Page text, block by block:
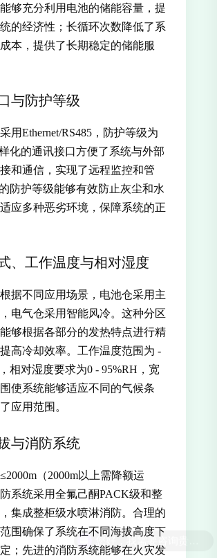
够充分利用电池的储能容量，提
的经济性；长循环次数降低了系
本，提供了长期稳定的储能服
与防护等级
用Ethernet/RS485，防护等级为
化的通讯接口方便了系统与外部
和通信，实现了远程监控和管
防护等级能够有效防止灰尘和水
应多种恶劣环境，保障系统的正
、工作温度与相对湿度
据不同应用场景，电池仓采用主
电气仓采用智能风冷。这种分区
够根据各部分的发热特点进行精
高冷却效率。工作温度范围为 -
相对湿度要求为0 - 95%RH，宽
使系统能够适应不同的气候条
应用范围。
与消防系统
（2000m以上需降额运
系统采用全氟己酮PACK级和整
集成整柜级水喷淋消防。合理的
围确保了系统在不同海拔高度下
；先进的消防系统能够在火灾发